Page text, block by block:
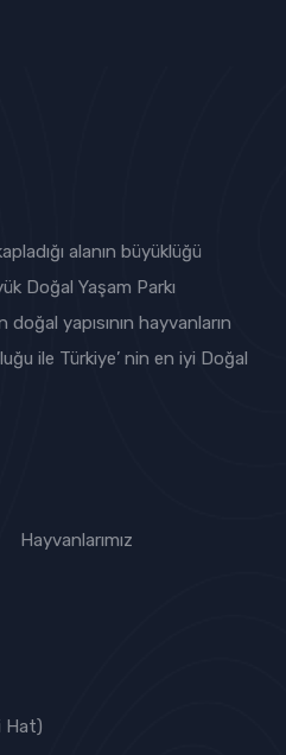
alanın büyüklüğü
Doğal Yaşam Parkı
yapısının hayvanların
ile Türkiye’ nin en iyi Doğal
Hayvanlarımız
Hat)